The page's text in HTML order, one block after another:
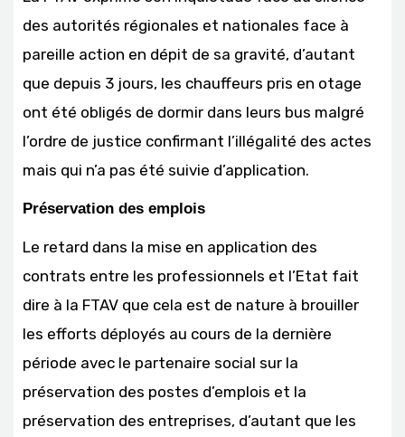
des autorités régionales et nationales face à
pareille action en dépit de sa gravité, d’autant
que depuis 3 jours, les chauffeurs pris en otage
ont été obligés de dormir dans leurs bus malgré
l’ordre de justice confirmant l’illégalité des actes
mais qui n’a pas été suivie d’application.
Préservation des emplois
Le retard dans la mise en application des
contrats entre les professionnels et l’Etat fait
dire à la FTAV que cela est de nature à brouiller
les efforts déployés au cours de la dernière
période avec le partenaire social sur la
préservation des postes d’emplois et la
préservation des entreprises, d’autant que les